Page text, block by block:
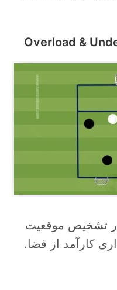
در تشخیص موقعیت
کارآمد از فضا.